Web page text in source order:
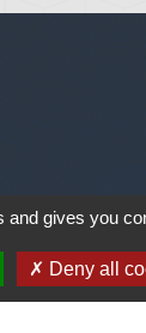
and gives you
Deny all